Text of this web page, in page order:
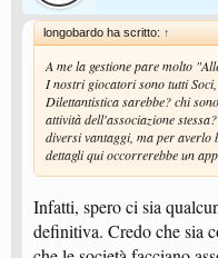
longobardo ha scritto: ↑
A me la gestione pare molto
I nostri giocatori sono tutti
Dilettantistica sarebbe? chi
attività dell'associazione
diversi vantaggi, ma per
dettagli qui occorrerebbe un
Infatti, spero ci sia
definitiva. Credo che sia